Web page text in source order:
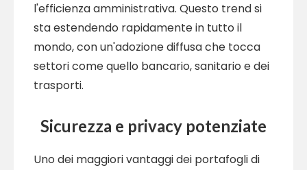
l'efficienza amministrativa. Questo trend si
sta estendendo rapidamente in tutto il
mondo, con un'adozione diffusa che tocca
settori come quello bancario, sanitario e dei
trasporti.
Sicurezza e privacy potenziate
Uno dei maggiori vantaggi dei portafogli di